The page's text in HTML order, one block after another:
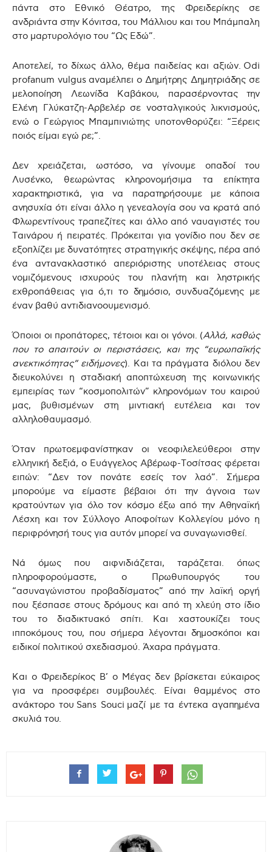
πάντα στο Εθνικό Θέατρο, της Φρειδερίκης σε
ανδριάντα στην Κόνιτσα, του Μάλλιου και του Μπάμπαλη
στο μαρτυρολόγιο του “Ως Εδώ”.
Αποτελεί, το δίχως άλλο, θέμα παιδείας και αξιών. Odi
profanum vulgus αναμέλπει ο Δημήτρης Δημητριάδης σε
μελοποίηση Λεωνίδα Καβάκου, παρασέρνοντας την
Ελένη Γλύκατζη-Αρβελέρ σε νοσταλγικούς λικνισμούς,
ενώ ο Γεώργιος Μπαμπινιώτης υποτονθορύζει: “Ξέρεις
ποιός είμαι εγώ ρε;”.
Δεν χρειάζεται, ωστόσο, να γίνουμε οπαδοί του
Λυσένκο, θεωρώντας κληρονομήσιμα τα επίκτητα
χαρακτηριστικά, για να παρατηρήσουμε με κάποια
ανησυχία ότι είναι άλλο η γενεαλογία σου να κρατά από
Φλωρεντίνους τραπεζίτες και άλλο από ναυαγιστές του
Ταινάρου ή πειρατές. Πρόκειται για γονίδιο που δεν σε
εξοπλίζει με δυνατότητες στρατηγικής σκέψης, πέρα από
ένα αντανακλαστικό απεριόριστης υποτέλειας στους
νομιζόμενους ισχυρούς του πλανήτη και ληστρικής
εχθροπάθειας για ό,τι το δημόσιο, συνδυαζόμενης με
έναν βαθύ αντιδιανοουμενισμό.
Όποιοι οι προπάτορες, τέτοιοι και οι γόνοι. (Αλλά, καθώς
που το απαιτούν οι περιστάσεις, και της “ευρωπαϊκής
ανεκτικότητας” ειδήμονες). Και τα πράγματα διόλου δεν
διευκολύνει η σταδιακή αποπτώχευση της κοινωνικής
εμπειρίας των “κοσμοπολιτών” κληρονόμων του καιρού
μας, βυθισμένων στη μιντιακή ευτέλεια και τον
αλληλοθαυμασμό.
Όταν πρωτοεμφανίστηκαν οι νεοφιλελεύθεροι στην
ελληνική δεξιά, ο Ευάγγελος Αβέρωφ-Τοσίτσας φέρεται
ειπών: “Δεν τον πονάτε εσείς τον λαό”. Σήμερα
μπορούμε να είμαστε βέβαιοι ότι την άγνοια των
κρατούντων για όλο τον κόσμο έξω από την Αθηναϊκή
Λέσχη και τον Σύλλογο Αποφοίτων Κολλεγίου μόνο η
περιφρόνησή τους για αυτόν μπορεί να συναγωνισθεί.
Νά όμως που αιφνιδιάζεται, ταράζεται. όπως
πληροφορούμαστε, ο Πρωθυπουργός του
“ασυναγώνιστου προβαδίσματος” από την λαϊκή οργή
που ξέσπασε στους δρόμους και από τη χλεύη στο ίδιο
του το διαδικτυακό σπίτι. Και χαστουκίζει τους
ιπποκόμους του, που σήμερα λέγονται δημοσκόποι και
ειδικοί πολιτικού σχεδιασμού. Άχαρα πράγματα.
Και ο Φρειδερίκος Β’ ο Μέγας δεν βρίσκεται εύκαιρος
για να προσφέρει συμβουλές. Είναι θαμμένος στο
ανάκτορο του Sans Souci μαζί με τα έντεκα αγαπημένα
σκυλιά του.